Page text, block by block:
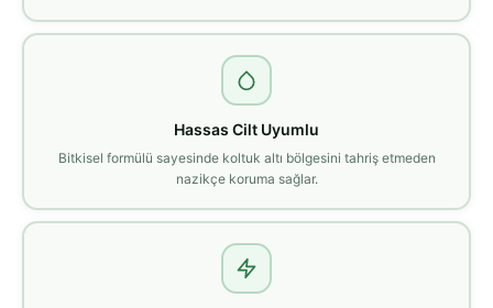
Hassas Cilt Uyumlu
Bitkisel formülü sayesinde koltuk altı bölgesini tahriş etmeden
nazikçe koruma sağlar.